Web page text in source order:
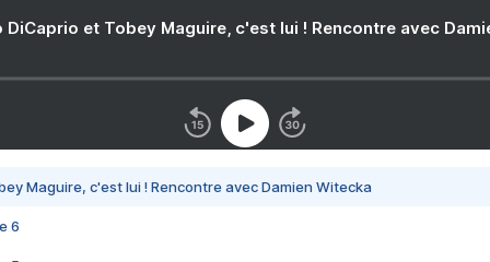
DiCaprio et Tobey Maguire, c'est lui ! Rencontre avec
Maguire, c'est lui ! Rencontre avec Damien Witecka
6